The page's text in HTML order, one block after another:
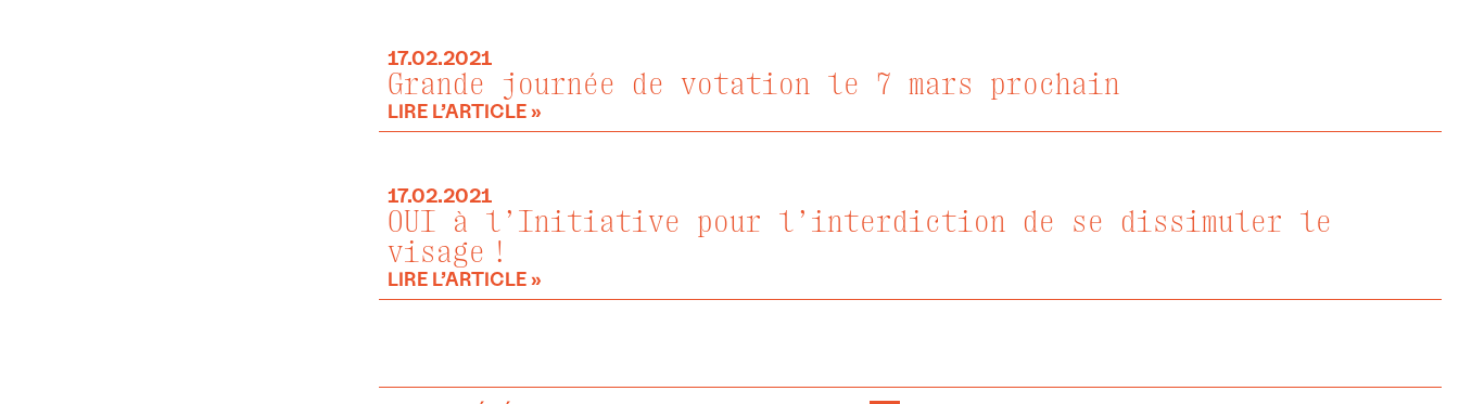
17.02.2021
Grande journée de votation le 7 mars prochain
LIRE L’ARTICLE »
17.02.2021
OUI à l’Initiative pour l’interdiction de se dissimuler le
visage !
LIRE L’ARTICLE »